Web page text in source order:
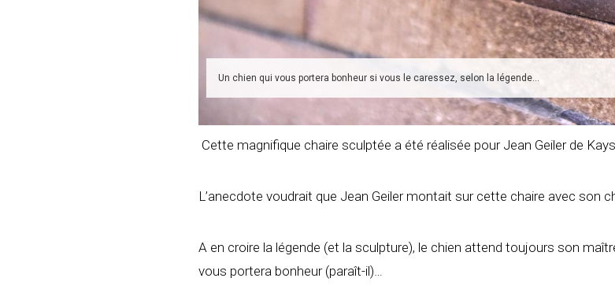
Un chien qui vous portera bonheur si vous le caressez, selon la légende…
Cette magnifique chaire sculptée a été réalisée pour Jean Geiler de
L’anecdote voudrait que Jean Geiler montait sur cette chaire avec son
A en croire la légende (et la sculpture), le chien attend toujours son
vous portera bonheur (paraît-il)…